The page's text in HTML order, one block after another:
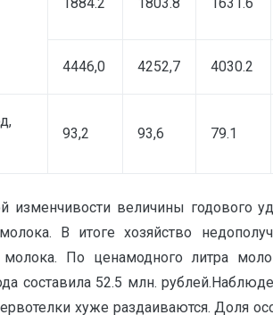
4446,0 4252,7 4030.2
93,2 93,6 79.1
изменчивости величины годового
В итоге хозяйство
По ценамодного литра
составила 52.5 млн.
хуже раздаиваются. Доля